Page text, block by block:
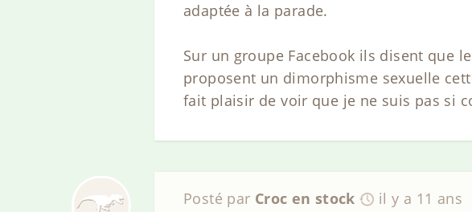
adaptée à la parade.
Sur un groupe Facebook ils disent que
proposent un dimorphisme sexuelle
fait plaisir de voir que je ne suis pas si
Posté par Croc en stock il y a 11 ans